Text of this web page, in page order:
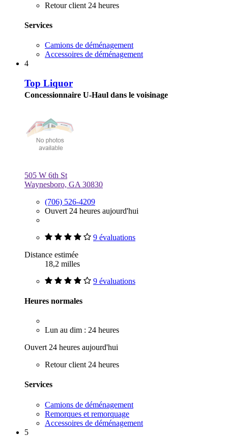
Retour client 24 heures
Services
Camions de déménagement
Accessoires de déménagement
4
Top Liquor
Concessionnaire U-Haul dans le voisinage
505 W 6th St
Waynesboro, GA 30830
(706) 526-4209
Ouvert 24 heures aujourd'hui
9 évaluations
Distance estimée
18,2 milles
9 évaluations
Heures normales
Lun au dim : 24 heures
Ouvert 24 heures aujourd'hui
Retour client 24 heures
Services
Camions de déménagement
Remorques et remorquage
Accessoires de déménagement
5